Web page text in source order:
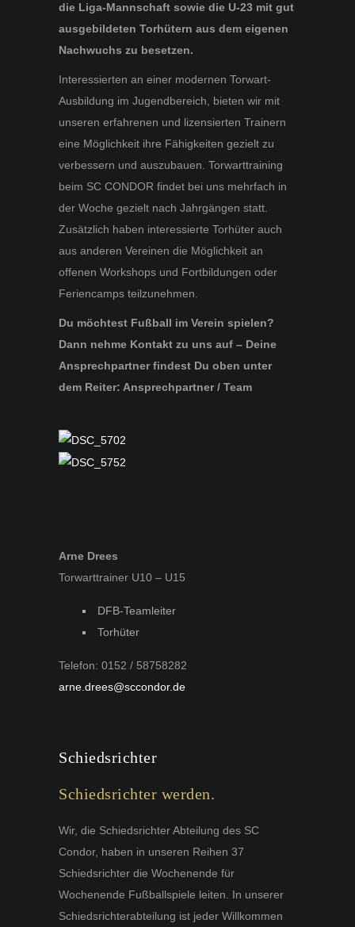
die Liga-Mannschaft sowie die U-23 mit gut
ausgebildeten Torhütern aus dem eigenen
Nachwuchs zu besetzen.
Interessierten an einer modernen Torwart-
Ausbildung im Jugendbereich, bieten wir mit
unseren erfahrenen und lizensierten Trainern
eine Möglichkeit ihre Fähigkeiten gezielt zu
verbessern und auszubauen. Torwarttraining
beim SC CONDOR findet bei uns mehrfach in
der Woche gezielt nach Jahrgängen statt.
Zusätzlich haben interessierte Torhüter auch
aus anderen Vereinen die Möglichkeit an
offenen Workshops und Fortbildungen oder
Feriencamps teilzunehmen.
Du möchtest Fußball im Verein spielen?
Dann nehme Kontakt zu uns auf – Deine
Ansprechpartner findest Du oben unter
dem Reiter: Ansprechpartner / Team
Arne Drees
Torwarttrainer U10 – U15
DFB-Teamleiter
Torhüter
Telefon: 0152 / 58758282
arne.drees@sccondor.de
Schiedsrichter
Schiedsrichter werden.
Wir, die Schiedsrichter Abteilung des SC
Condor, haben in unseren Reihen 37
Schiedsrichter die Wochenende für
Wochenende Fußballspiele leiten. In unserer
Schiedsrichterabteilung ist jeder Willkommen